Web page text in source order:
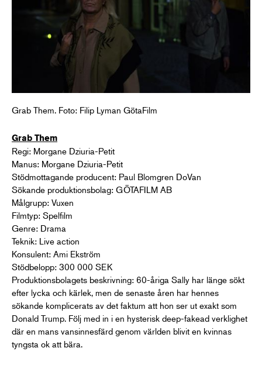
Grab Them. Foto: Filip Lyman GötaFilm
Grab Them
Regi: Morgane Dziuria-Petit
Manus: Morgane Dziuria-Petit
Stödmottagande producent: Paul Blomgren DoVan
Sökande produktionsbolag: GÖTAFILM AB
Målgrupp: Vuxen
Filmtyp: Spelfilm
Genre: Drama
Teknik: Live action
Konsulent: Ami Ekström
Stödbelopp: 300 000 SEK
Produktionsbolagets beskrivning: 60-åriga Sally har länge sökt
efter lycka och kärlek, men de senaste åren har hennes
sökande komplicerats av det faktum att hon ser ut exakt som
Donald Trump. Följ med in i en hysterisk deep-fakead verklighet
där en mans vansinnesfärd genom världen blivit en kvinnas
tyngsta ok att bära.